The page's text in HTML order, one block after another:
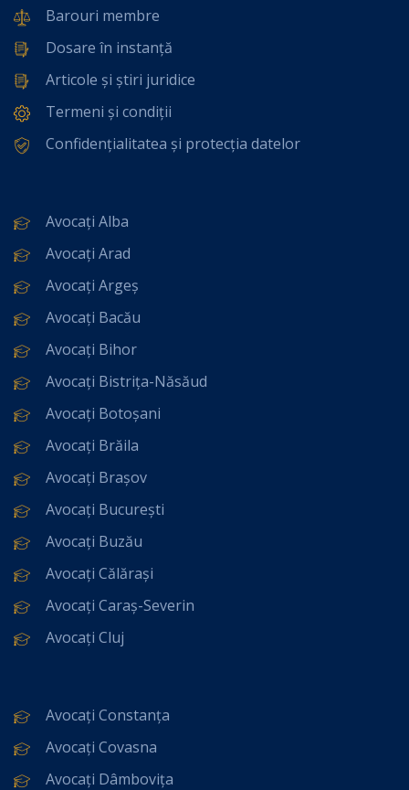
Barouri membre
Dosare în instanță
Articole și știri juridice
Termeni și condiții
Confidențialitatea și protecția datelor
Avocați Alba
Avocați Arad
Avocați Argeș
Avocați Bacău
Avocați Bihor
Avocați Bistrița-Năsăud
Avocați Botoșani
Avocați Brăila
Avocați Brașov
Avocați București
Avocați Buzău
Avocați Călărași
Avocați Caraș-Severin
Avocați Cluj
Avocați Constanța
Avocați Covasna
Avocați Dâmbovița